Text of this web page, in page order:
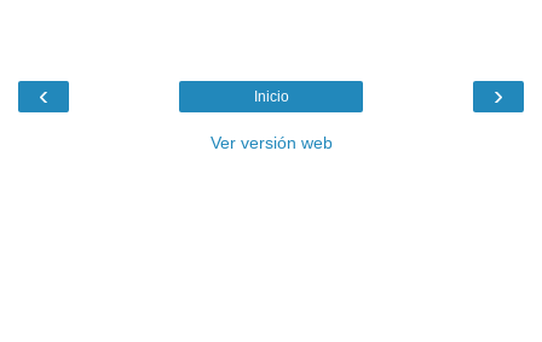
‹ ›
Inicio
Ver versión web